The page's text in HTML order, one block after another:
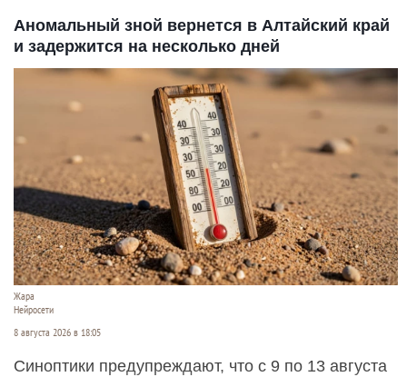
Аномальный зной вернется в Алтайский край
и задержится на несколько дней
Жара
Нейросети
8 августа 2026 в 18:05
Синоптики предупреждают, что с 9 по 13 августа